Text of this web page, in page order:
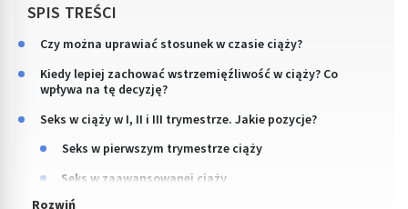
SPIS TREŚCI
Czy można uprawiać stosunek w czasie ciąży?
Kiedy lepiej zachować wstrzemięźliwość w ciąży? Co
wpływa na tę decyzję?
Seks w ciąży w I, II i III trymestrze. Jakie pozycje?
Seks w pierwszym trymestrze ciąży
Seks w zaawansowanej ciąży